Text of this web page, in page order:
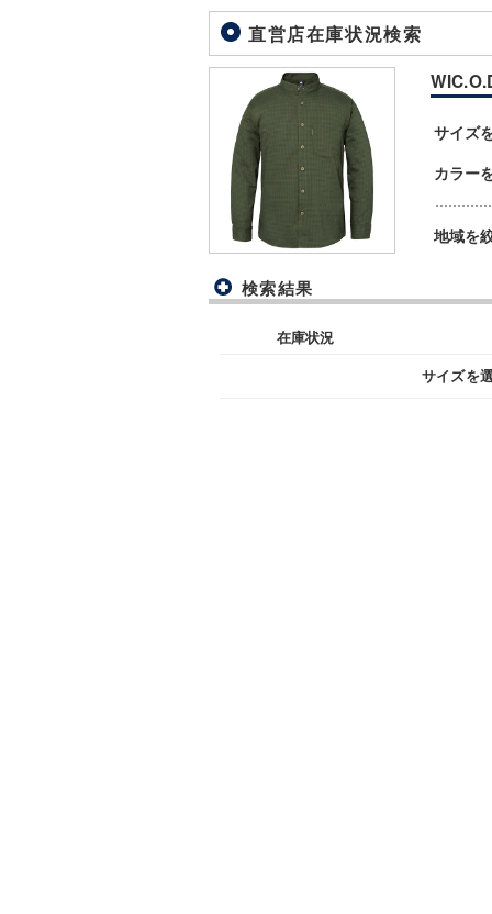
直営店在庫状況検索
サイズ
カラー
地域を
検索結果
在庫状況
サイズを